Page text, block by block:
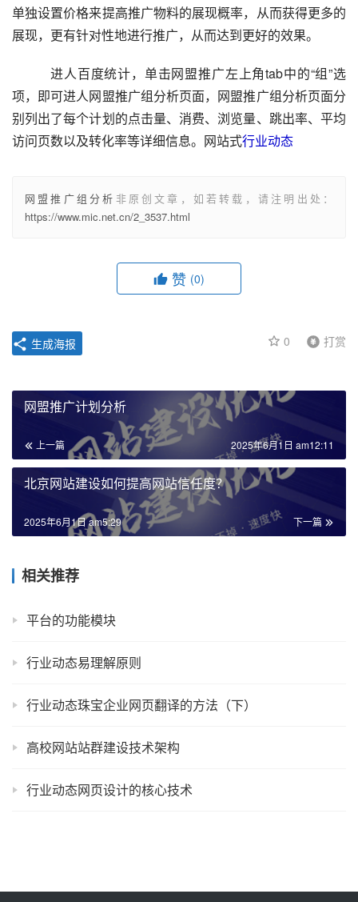
单独设置价格来提高推广物料的展现概率，从而获得更多的
展现，更有针对性地进行推广，从而达到更好的效果。
进人百度统计，单击网盟推广左上角tab中的“组”选
项，即可进人网盟推广组分析页面，网盟推广组分析页面分
别列出了每个计划的点击量、消费、浏览量、跳出率、平均
访问页数以及转化率等详细信息。网站式行业动态
网盟推广组分析 非原创文章，如若转载，请注明出处：
https://www.mic.net.cn/2_3537.html
赞 (0)
0 打赏
生成海报
网盟推广计划分析
上一篇 2025年6月1日 am12:11
北京网站建设如何提高网站信任度？
下一篇
2025年6月1日 am5:29
相关推荐
平台的功能模块
行业动态易理解原则
行业动态珠宝企业网页翻译的方法（下）
高校网站站群建设技术架构
行业动态网页设计的核心技术